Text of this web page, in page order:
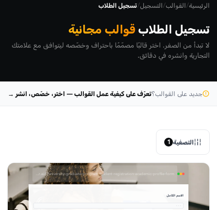
الرئيسية/القوالب/التسجيل/تسجيل الطلاب
تسجيل الطلابقوالب مجانية
لا تبدأ من الصفر. اختر قالبًا مصمّمًا باحتراف وخصّصه ليتوافق مع علامتك
التجارية وانشره في دقائق.
جديد على القوالب؟تعرّف على كيفية عمل القوالب — اختر، خصّص، انشر →
التصفية 1
الاسم الكامل